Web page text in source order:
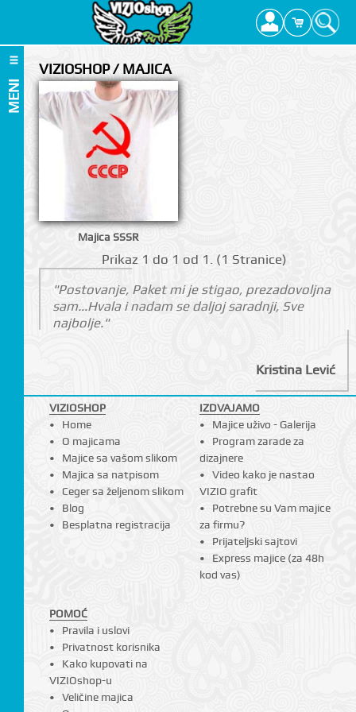
MENI
VIZIOSHOP / MAJICA
Majica SSSR
Prikаz 1 do 1 оd 1. (1 Strаnicе)
"Postovanje, Paket mi je stigao, prezadovoljna
sam...Hvala i nadam se daljoj saradnji, Sve
najbolje."
Kristina Lević
VIZIOSHOP
Home
O majicama
Majice sa vašom slikom
Majica sa natpisom
Ceger sa željenom slikom
Blog
Besplatna registracija
IZDVAJAMO
Majice uživo - Galerija
Program zarade za
dizajnere
Video kako je nastao
VIZIO grafit
Potrebne su Vam majice
za firmu?
Prijateljski sajtovi
Express majice (za 48h
kod vas)
POMOĆ
Pravila i uslovi
Privatnost korisnika
Kako kupovati na
VIZIOshop-u
Veličine majica